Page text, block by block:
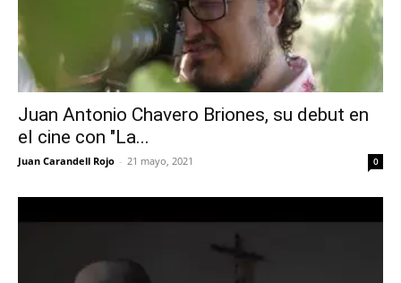
Juan Antonio Chavero Briones, su debut en
el cine con "La...
Juan Carandell Rojo - 21 mayo, 2021 0